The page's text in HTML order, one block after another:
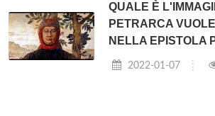
QUALE È
PETRARCA
NELLA EPISTOLA
2022-01-07